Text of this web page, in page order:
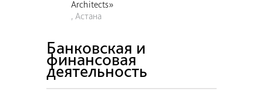
Architects»
Астана
Банковская и
финансовая
деятельность